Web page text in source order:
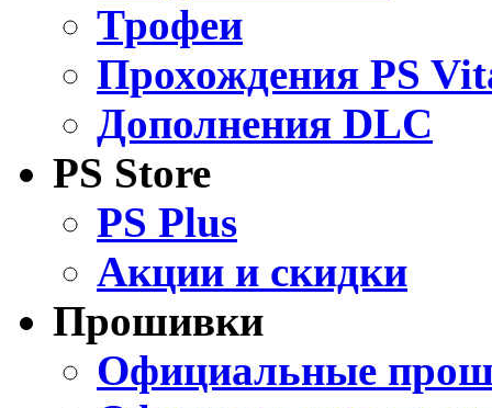
Трофеи
Прохождения PS
Дополнения DLC
PS Store
PS Plus
Акции и скидки
Прошивки
Официальные